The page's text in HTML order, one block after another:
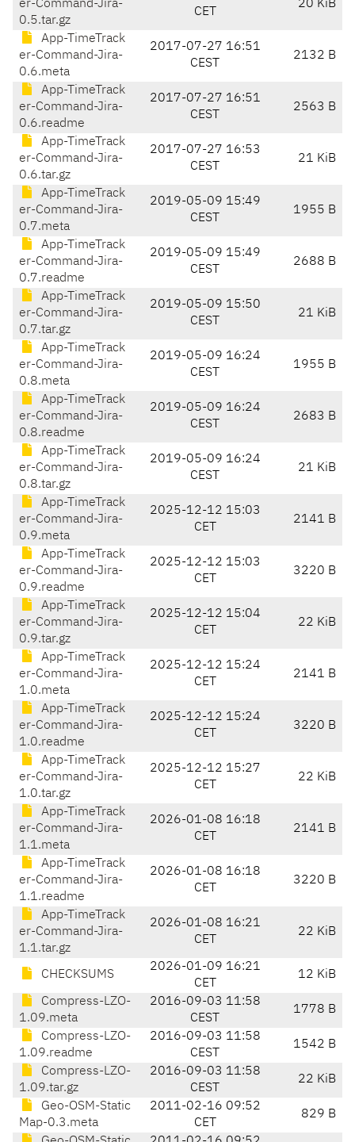
er-Command-Jira-
0.5.tar.gz
CET
20 KiB
App-TimeTrack
er-Command-Jira-
0.6.meta
2017-07-27 16:51
CEST
2132 B
App-TimeTrack
er-Command-Jira-
0.6.readme
2017-07-27 16:51
CEST
2563 B
App-TimeTrack
er-Command-Jira-
0.6.tar.gz
2017-07-27 16:53
CEST
21 KiB
App-TimeTrack
er-Command-Jira-
0.7.meta
2019-05-09 15:49
CEST
1955 B
App-TimeTrack
er-Command-Jira-
0.7.readme
2019-05-09 15:49
CEST
2688 B
App-TimeTrack
er-Command-Jira-
0.7.tar.gz
2019-05-09 15:50
CEST
21 KiB
App-TimeTrack
er-Command-Jira-
0.8.meta
2019-05-09 16:24
CEST
1955 B
App-TimeTrack
er-Command-Jira-
0.8.readme
2019-05-09 16:24
CEST
2683 B
App-TimeTrack
er-Command-Jira-
0.8.tar.gz
2019-05-09 16:24
CEST
21 KiB
App-TimeTrack
er-Command-Jira-
0.9.meta
2025-12-12 15:03
CET
2141 B
App-TimeTrack
er-Command-Jira-
0.9.readme
2025-12-12 15:03
CET
3220 B
App-TimeTrack
er-Command-Jira-
0.9.tar.gz
2025-12-12 15:04
CET
22 KiB
App-TimeTrack
er-Command-Jira-
1.0.meta
2025-12-12 15:24
CET
2141 B
App-TimeTrack
er-Command-Jira-
1.0.readme
2025-12-12 15:24
CET
3220 B
App-TimeTrack
er-Command-Jira-
1.0.tar.gz
2025-12-12 15:27
CET
22 KiB
App-TimeTrack
er-Command-Jira-
1.1.meta
2026-01-08 16:18
CET
2141 B
App-TimeTrack
er-Command-Jira-
1.1.readme
2026-01-08 16:18
CET
3220 B
App-TimeTrack
er-Command-Jira-
1.1.tar.gz
2026-01-08 16:21
CET
22 KiB
CHECKSUMS
2026-01-09 16:21
CET
12 KiB
Compress-LZO-
1.09.meta
2016-09-03 11:58
CEST
1778 B
Compress-LZO-
1.09.readme
2016-09-03 11:58
CEST
1542 B
Compress-LZO-
1.09.tar.gz
2016-09-03 11:58
CEST
22 KiB
Geo-OSM-Static
Map-0.3.meta
2011-02-16 09:52
CET
829 B